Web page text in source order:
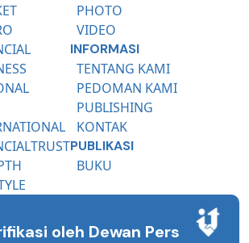
PHOTO
VIDEO
INFORMASI
TENTANG KAMI
PEDOMAN KAMI
PUBLISHING
KONTAK
PUBLIKASI
BUKU
oleh Dewan Pers